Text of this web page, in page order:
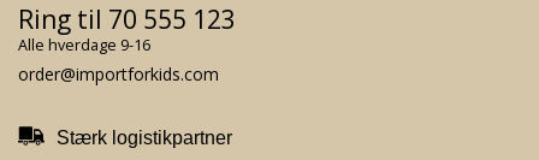
Ring til 70 555 123
Alle hverdage 9-16
order@importforkids.com
Stærk logistikpartner